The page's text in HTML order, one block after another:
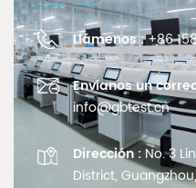
Llámenos :+86
Envíanos un
info@gbtest.cn
Dirección : No. 3
District,